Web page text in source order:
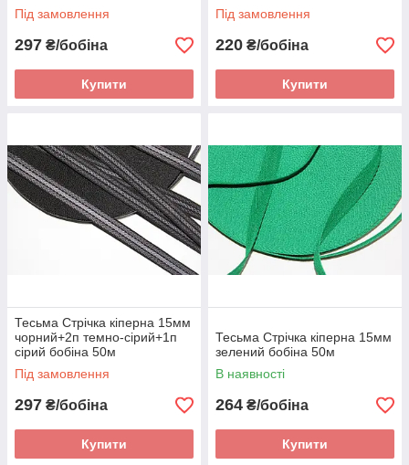
Під замовлення
297 ₴/бобіна
Купити
Під замовлення
220 ₴/бобіна
Купити
Тесьма Стрічка кіперна 15мм
чорний+2п темно-сірий+1п
сірий бобіна 50м
Під замовлення
297 ₴/бобіна
Купити
Тесьма Стрічка кіперна 15мм
зелений бобіна 50м
В наявності
264 ₴/бобіна
Купити